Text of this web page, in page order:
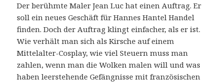
Der berühmte Maler Jean Luc hat einen Auftrag. Er
soll ein neues Geschäft für Hannes Hantel Handel
finden. Doch der Auftrag klingt einfacher, als er ist.
Wie verhält man sich als Kirsche auf einem
Mittelalter-Cosplay, wie viel Steuern muss man
zahlen, wenn man die Wolken malen will und was
haben leerstehende Gefängnisse mit französischen